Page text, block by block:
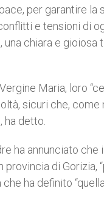
per garantire
e tensioni di
chiara e
Maria, loro
sicuri che,
ha detto.
ha annunciato
di Gorizia,
ha definito